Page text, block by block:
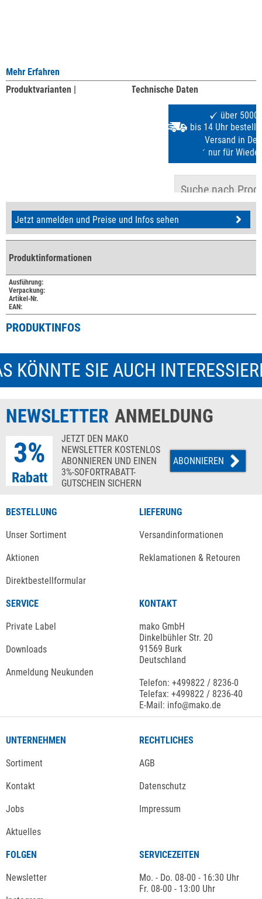
Mehr Erfahren
Produktvarianten |
Technische Daten
Jetzt anmelden und Preise und Infos sehen
Produktinformationen
Ausführung:
Verpackung:
Artikel-Nr.
EAN:
PRODUKTINFOS
KÖNNTE SIE AUCH
NEWSLETTER ANMELDUNG
3%
Rabatt
JETZT DEN MAKO
NEWSLETTER KOSTENLOS
ABONNIEREN UND EINEN
3%-SOFORTRABATT-
GUTSCHEIN SICHERN
ABONNIEREN
BESTELLUNG
Unser Sortiment
Aktionen
Direktbestellformular
LIEFERUNG
Versandinformationen
Reklamationen & Retouren
SERVICE
Private Label
Downloads
Anmeldung Neukunden
KONTAKT
mako GmbH
Dinkelbühler Str. 20
91569 Burk
Deutschland
Telefon: +499822 / 8236-0
Telefax: +499822 / 8236-40
E-Mail: info@mako.de
UNTERNEHMEN
Sortiment
Kontakt
Jobs
Aktuelles
RECHTLICHES
AGB
Datenschutz
Impressum
FOLGEN
Newsletter
SERVICEZEITEN
Mo. - Do. 08-00 - 16:30 Uhr
Fr. 08-00 - 13:00 Uhr